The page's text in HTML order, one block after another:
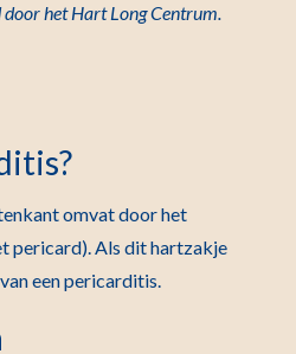
het Hart Long Centrum.
omvat door het
pericard). Als dit hartzakje
een pericarditis.